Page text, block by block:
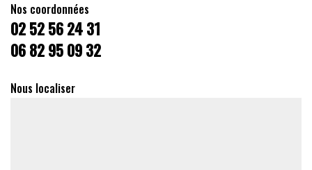
Nos coordonnées
02 52 56 24 31
06 82 95 09 32
Nous localiser